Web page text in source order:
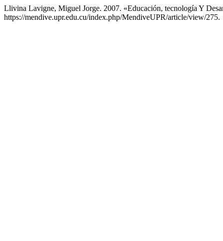
Llivina Lavigne, Miguel Jorge. 2007. «Educación, tecnología Y
https://mendive.upr.edu.cu/index.php/MendiveUPR/article/view/275.